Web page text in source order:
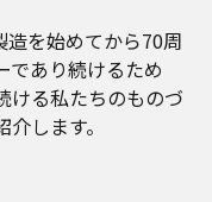
を始めてから70周
であり続けるため
ける私たちのものづ
します。